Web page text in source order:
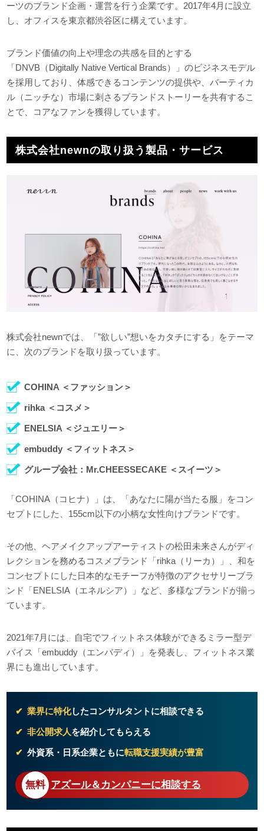
ーツのブランド企画・運営を行う企業です。2017年4月に設立
し、オフィスを東京都渋谷区に構えています。
ブランド価値の向上や理念の共感を目的とする
「DNVB（Digitally Native Vertical Brands）」のビジネスモデル
を採用しており、体感できるコンテンツの提供や、バーティカ
ル（ニッチな）市場に刺さるブランドストーリーを共有するこ
とで、コアなファンを獲得しています。
株式会社newnの取り扱う製品・サービス
株式会社newnでは、「”欲しい”想いをカタチにする」をテーマ
に、次のブランドを取り扱っています。
COHINA ＜ファッション＞
rihka ＜コスメ＞
ENELSIA ＜ジュエリー＞
embuddy ＜フィットネス＞
グループ会社：Mr.CHEESSECAKE ＜スイーツ＞
「COHINA（コヒナ）」は、「あなたに陽が当たる服」をコン
セプトにした、155cm以下の小柄な女性向けブランドです。
その他、ヘアメイクアップアーティストの松田未来さんがディ
レクションを務めるコスメブランド「rihka（リーカ）」、和を
コンセプトにした日本的なモチーフが特徴のアクセサリーブラ
ンド「ENELSIA（エネルシア）」など、多様なブランドが揃っ
ています。
2021年7月には、自宅でフィットネス体験ができるミラー型デ
バイス「embuddy（エンバディ）」を発表し、フィットネス業
界にも進出しています。
業界に特化したコンサルタントに相談できる
非公開求人を紹介してもらえる
外資系・日系企業ともに転職支援実績が豊富
アズール＆カンパニーに相談する